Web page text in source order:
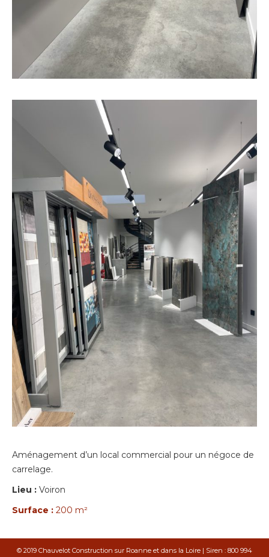
Aménagement d’un local commercial pour un négoce de
carrelage.
Lieu : Voiron
Surface : 200 m²
© 2019 Chauvelot Construction sur Roanne et dans la Loire | Siren : 800 994